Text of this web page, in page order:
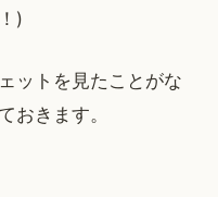
)
ットを見たことがな
おきます。